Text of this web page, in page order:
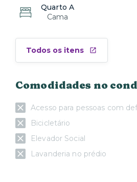
Quarto A
Cama
Todos os itens
Comodidades no
Acesso para pessoas com
Bicicletário
Elevador Social
Lavanderia no prédio